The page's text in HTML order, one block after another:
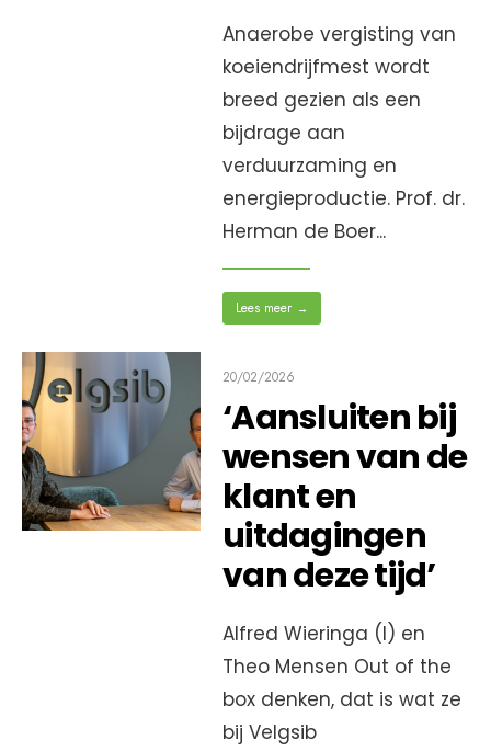
Anaerobe vergisting van
koeiendrijfmest wordt
breed gezien als een
bijdrage aan
verduurzaming en
energieproductie. Prof. dr.
Herman de Boer...
Lees meer →
20/02/2026
‘Aansluiten bij
wensen van de
klant en
uitdagingen
van deze tijd’
Alfred Wieringa (l) en
Theo Mensen Out of the
box denken, dat is wat ze
bij Velgsib